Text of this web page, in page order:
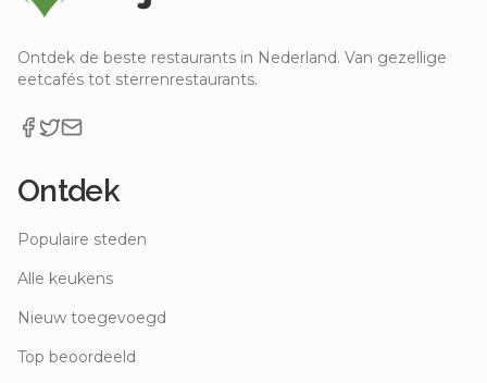
Ontdek de beste restaurants in Nederland. Van gezellige
eetcafés tot sterrenrestaurants.
Ontdek
Populaire steden
Alle keukens
Nieuw toegevoegd
Top beoordeeld